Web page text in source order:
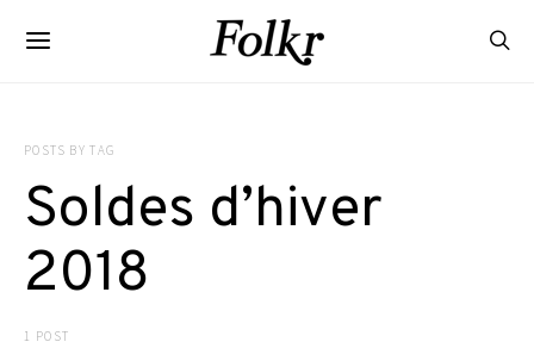
POSTS BY TAG
Soldes d’hiver
2018
1 POST